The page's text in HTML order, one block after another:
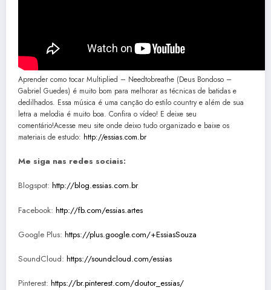
Aprender como tocar Multiplied – Needtobreathe (Deus Bondoso –
Gabriel Guedes) é muito bom para melhorar as técnicas de batidas e
dedilhados. Essa música é uma canção do estilo country e além de sua
letra a melodia é muito boa. Confira o vídeo! E deixe seu
comentário!Acesse meu site onde deixo tudo organizado e baixe os
materiais de estudo: http://essias.com.br
Me siga nas redes sociais:
Blogspot: http://blog.essias.com.br
Facebook: http://fb.com/essias.artes
Google Plus: https://plus.google.com/+EssiasSouza
SoundCloud: https://soundcloud.com/essias
Pinterest: https://br.pinterest.com/doutor_essias/